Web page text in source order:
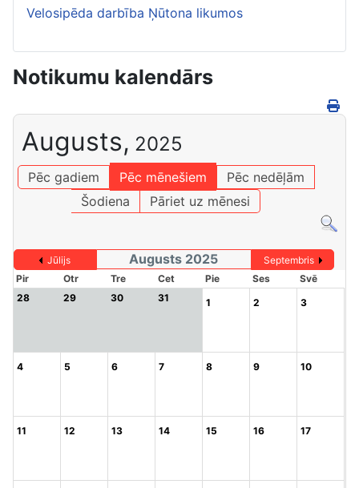
Velosipēda darbība Ņūtona likumos
Notikumu kalendārs
Augusts, 2025
Pēc gadiem Pēc mēnešiem
Pēc nedēļām
Šodiena
Pāriet uz mēnesi
Jūlijs Augusts 2025
Septembris
Pir
Otr Tre Cet Pie Ses
Svē
28
29 30 31 1 2 3
4 5 6 7 8 9 10
11 12 13 14 15 16 17